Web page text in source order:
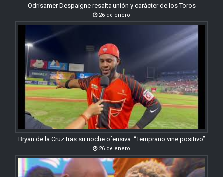
Odrisamer Despaigne resalta unión y carácter de los Toros
26 de enero
Bryan de la Cruz tras su noche ofensiva: “Temprano vine positivo”
26 de enero